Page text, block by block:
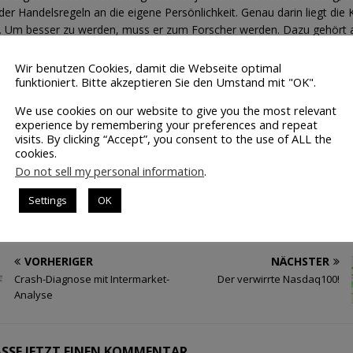
Handelsregeln an die eigene Persönlichkeit. Genau darin liegt die
Um besser zu werden, muss er zum Forscher werden. Dazu gehört
zu öffnen. Persönliche Barrieren müssen überwunden
nur kleine Verbesserungen, sondern manchmal auch
eigene Innovationen. Ein Forscher ist auch nicht frustriert, weil er
Das liegt in der Natur der Forschung. Ohne Fehler kein Lernen.
Fehler frustriert aufgeben? Niemals! Ein Verlustgeschäft oder ein
Backtest sind bedeutungslos. Wenn man daraus lernt, ist das
Gewinn.
VORHERIGER
Crash-Diagnose mit Intermarket-
Analyse
NÄCHSTER
Der verwirrte Nasdaq100!
Wir benutzen Cookies, damit die Webseite optimal
funktioniert. Bitte akzeptieren Sie den Umstand mit "OK".
We use cookies on our website to give you the most relevant
experience by remembering your preferences and repeat
visits. By clicking “Accept”, you consent to the use of ALL the
cookies.
Do not sell my personal information.
Settings OK